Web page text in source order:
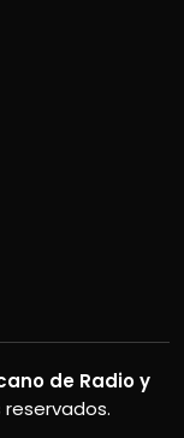
de Radio y